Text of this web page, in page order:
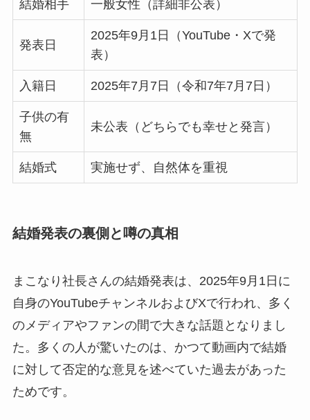
結婚相手 一般女性（詳細非公表）
発表日
2025年9月1日（YouTube・Xで発
表）
入籍日 2025年7月7日（令和7年7月7日）
子供の有
無
未公表（どちらでも幸せと発言）
結婚式 実施せず、自然体を重視
結婚発表の裏側と噂の真相
まこなり社長さんの結婚発表は、2025年9月1日に
自身のYouTubeチャンネルおよびXで行われ、多く
のメディアやファンの間で大きな話題となりまし
た。多くの人が驚いたのは、かつて動画内で結婚
に対して否定的な意見を述べていた過去があった
ためです。